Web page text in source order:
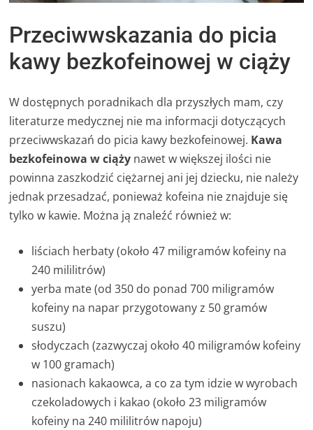
Przeciwwskazania do picia
kawy bezkofeinowej w ciąży
W dostępnych poradnikach dla przyszłych mam, czy
literaturze medycznej nie ma informacji dotyczących
przeciwwskazań do picia kawy bezkofeinowej. Kawa
bezkofeinowa w ciąży nawet w większej ilości nie
powinna zaszkodzić ciężarnej ani jej dziecku, nie należy
jednak przesadzać, ponieważ kofeina nie znajduje się
tylko w kawie. Można ją znaleźć również w:
liściach herbaty (około 47 miligramów kofeiny na
240 mililitrów)
yerba mate (od 350 do ponad 700 miligramów
kofeiny na napar przygotowany z 50 gramów
suszu)
słodyczach (zazwyczaj około 40 miligramów kofeiny
w 100 gramach)
nasionach kakaowca, a co za tym idzie w wyrobach
czekoladowych i kakao (około 23 miligramów
kofeiny na 240 mililitrów napoju)